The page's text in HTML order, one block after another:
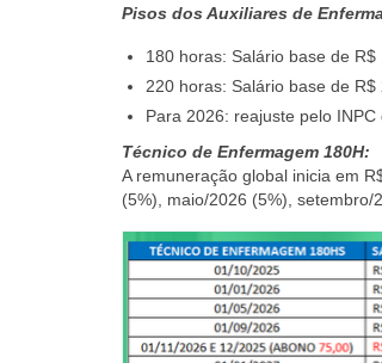
Pisos dos Auxiliares de
180 horas: Salário base de
220 horas: Salário base de
Para 2026: reajuste pelo
Técnico de Enfermagem 180H:
A remuneração global inicia em
(5%), maio/2026 (5%),